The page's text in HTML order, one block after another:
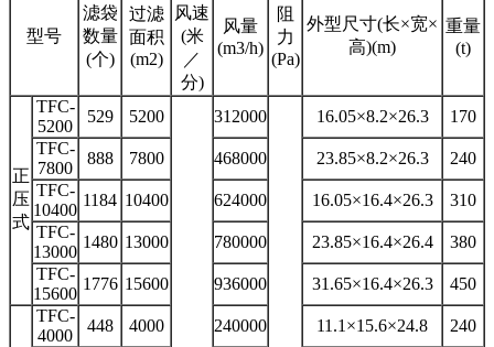
型号
滤袋
数量
(个)
过滤
面积
(m2)
风速
(米
／
分)
风量
(m3/h)
阻
力
(Pa)
外型尺寸(长×宽×
高)(m)
重量
(t)
正
压
式
TFC-
5200
529 5200 312000 16.05×8.2×26.3
170
TFC-
7800
888 7800 468000 23.85×8.2×26.3
240
TFC-
10400
1184 10400 624000 16.05×16.4×26.3
310
TFC-
13000
1480 13000 780000 23.85×16.4×26.4
380
TFC-
15600
1776 15600 936000 31.65×16.4×26.3 450
TFC-
4000
448 4000 240000 11.1×15.6×24.8
240